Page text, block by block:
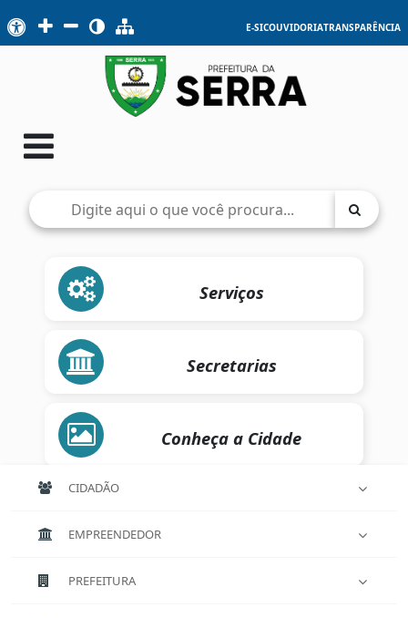
E-SICOUVIDORIATRANSPARÊNCIA
Serviços
Secretarias
Conheça a Cidade
CIDADÃO
EMPREENDEDOR
PREFEITURA